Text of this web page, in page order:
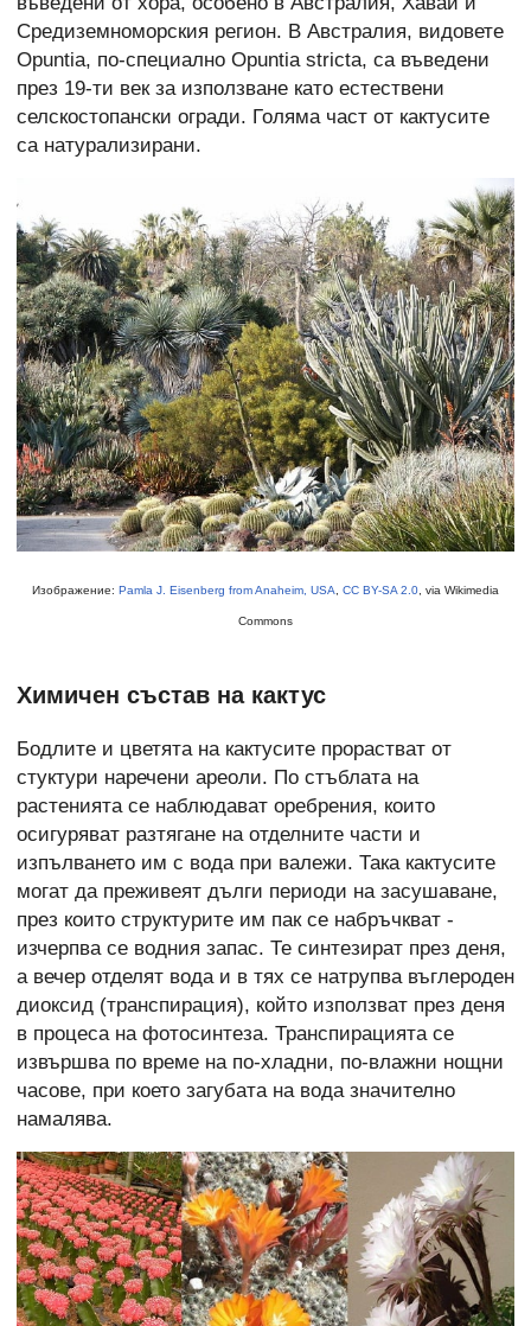
Средиземноморския регион. В Австралия, видовете
Opuntia, по-специално Opuntia stricta, са въведени
през 19-ти век за използване като естествени
селскостопански огради. Голяма част от кактусите
са натурализирани.
Изображение: Pamla J. Eisenberg from Anaheim, USA CC BY-SA 2.0 , via Wikimedia
Commons
Химичен състав на кактус
Бодлите и цветята на кактусите прорастват от
стуктури наречени ареоли. По стъблата на
растенията се наблюдават оребрения, които
осигуряват разтягане на отделните части и
изпълването им с вода при валежи. Така кактусите
могат да преживеят дълги периоди на засушаване,
през които структурите им пак се набръчкват -
изчерпва се водния запас. Те синтезират през деня,
а вечер отделят вода и в тях се натрупва въглероден
диоксид (транспирация), който използват през деня
в процеса на фотосинтеза. Транспирацията се
извършва по време на по-хладни, по-влажни нощни
часове, при което загубата на вода значително
намалява.